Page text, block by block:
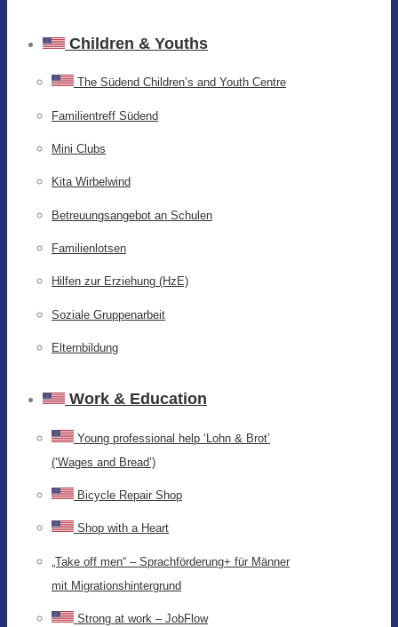
Children & Youths
The Südend Children’s and Youth Centre
Familientreff Südend
Mini Clubs
Kita Wirbelwind
Betreuungsangebot an Schulen
Familienlotsen
Hilfen zur Erziehung (HzE)
Soziale Gruppenarbeit
Elternbildung
Work & Education
Young professional help ‘Lohn & Brot’
(‘Wages and Bread’)
Bicycle Repair Shop
Shop with a Heart
„Take off men“ – Sprachförderung+ für Männer
mit Migrationshintergrund
Strong at work – JobFlow